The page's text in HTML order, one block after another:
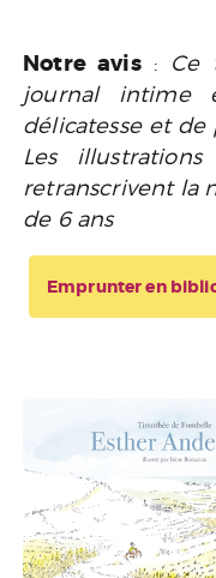
Notre avis: Ce
journal intime
délicatesse et
Les
retranscrivent la
de 6 ans
Emprunter en